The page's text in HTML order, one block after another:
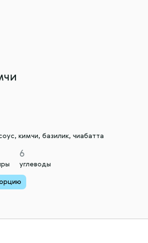
кимчи, базилик, чиабатта
6
углеводы